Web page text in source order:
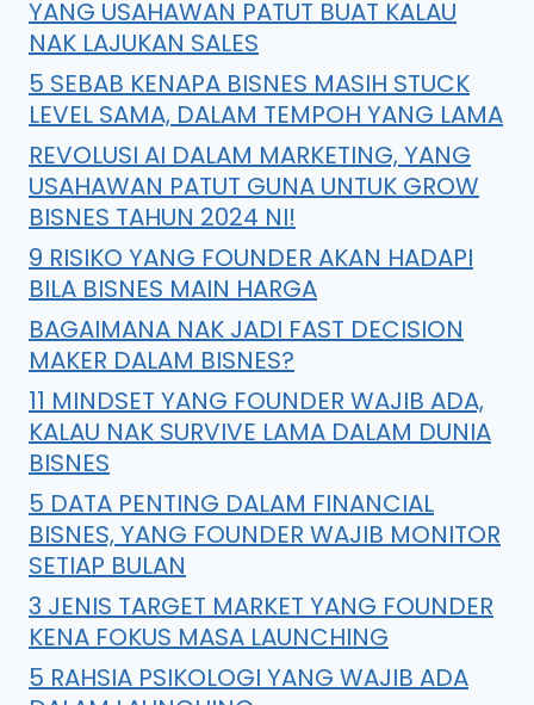
YANG USAHAWAN PATUT BUAT KALAU
NAK LAJUKAN SALES
5 SEBAB KENAPA BISNES MASIH STUCK
LEVEL SAMA, DALAM TEMPOH YANG LAMA
REVOLUSI AI DALAM MARKETING, YANG
USAHAWAN PATUT GUNA UNTUK GROW
BISNES TAHUN 2024 NI!
9 RISIKO YANG FOUNDER AKAN HADAPI
BILA BISNES MAIN HARGA
BAGAIMANA NAK JADI FAST DECISION
MAKER DALAM BISNES?
11 MINDSET YANG FOUNDER WAJIB ADA,
KALAU NAK SURVIVE LAMA DALAM DUNIA
BISNES
5 DATA PENTING DALAM FINANCIAL
BISNES, YANG FOUNDER WAJIB MONITOR
SETIAP BULAN
3 JENIS TARGET MARKET YANG FOUNDER
KENA FOKUS MASA LAUNCHING
5 RAHSIA PSIKOLOGI YANG WAJIB ADA